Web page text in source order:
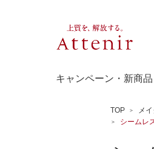
キャンペーン・新商品
スキンクリア クレン
ギフトサービス
TOP メ
シームレ